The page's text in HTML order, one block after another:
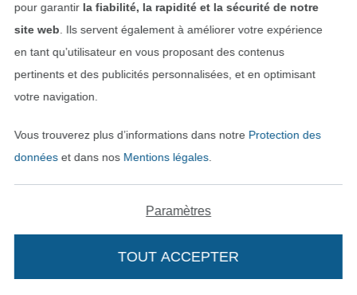
Attention : le côté avec les boucles
coulissantes doit correspondre au dos du sac !
côtés du fond du sac, endroit contre endroit.
4. Cousez les longs côtés.
Attention :commencez et
courtes déjà existantes et renforcez avec des
points arrière.
pour garantir la fiabilité, la rapidité et la sécurité de notre
site web . Ils servent également à améliorer votre expérience
en tant qu’utilisateur en vous proposant des contenus
pertinents et des publicités personnalisées, et en optimisant
votre navigation.
Vous trouverez plus d’informations dans notre Protection des
donnéeset dans nos Mentions légales.
Paramètres
TOUT ACCEPTER